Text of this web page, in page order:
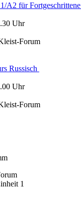
A2 für Fortgeschrittene
Uhr
Forum
Russisch
Uhr
Forum
1